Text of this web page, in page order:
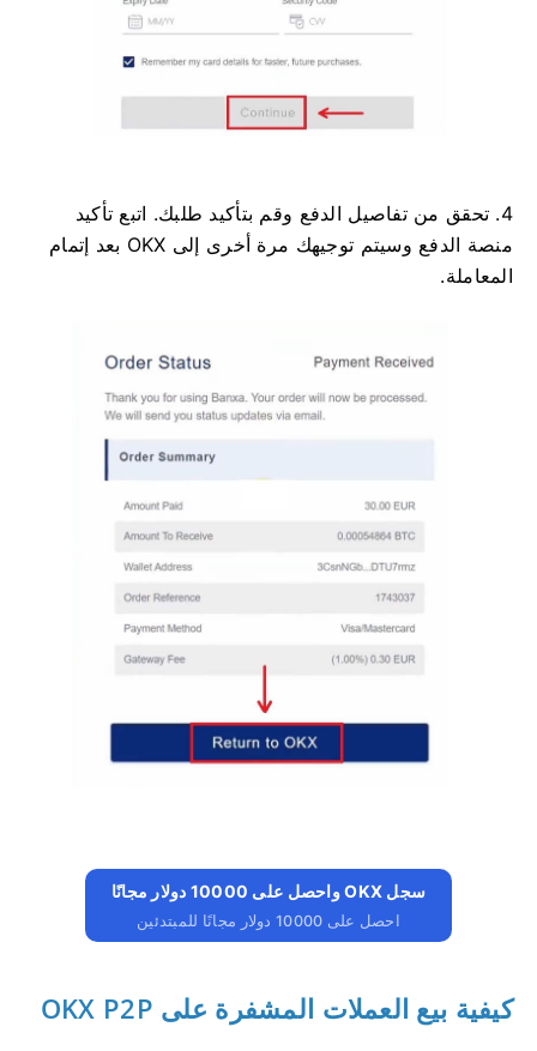
4. تحقق من تفاصيل الدفع وقم بتأكيد طلبك. اتبع تأكيد
منصة الدفع وسيتم توجيهك مرة أخرى إلى OKX بعد إتمام
المعاملة.
سجل OKX واحصل على 10000 دولار مجانًا
احصل على 10000 دولار مجانًا للمبتدئين
كيفية بيع العملات المشفرة على OKX P2P